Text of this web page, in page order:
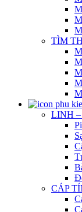
TÌM
LINH
CÁP